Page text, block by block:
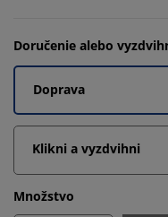
Doručenie alebo
Doprava
Klikni a vyzdvihni
Množstvo